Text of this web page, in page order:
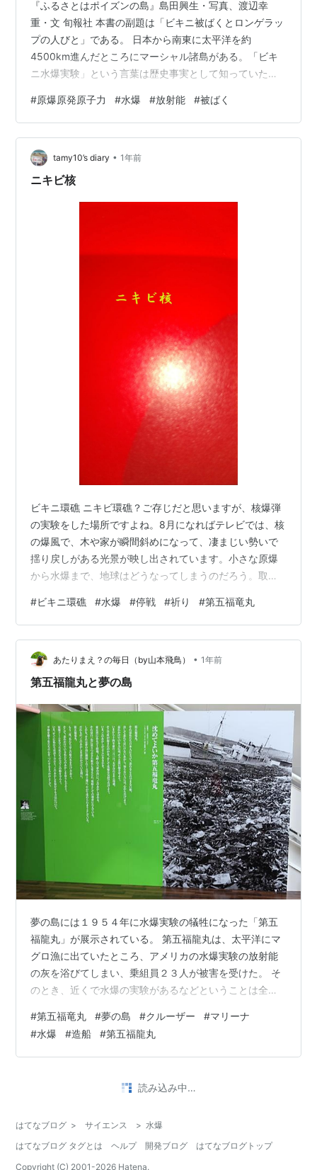
『ふるさとはポイズンの島』島田興生・写真、渡辺幸
重・文 旬報社 本書の副題は「ビキニ被ばくとロンゲラッ
プの人びと」である。 日本から南東に太平洋を約
4500km進んだところにマーシャル諸島がある。「ビキ
ニ水爆実験」という言葉は歴史事実として知っていた。
にこの実験による放射性降下物を浴び、乗組員が被曝
し、帰国後亡くなったという事実についての局面であ
る。 悲しいかな、マーシャル諸島に住む人びとが居たと
いうことが想念にはなかった。今にして初めて、その事
実を本書で知った。 この写真・文の本は、ロンゲラップ
#原爆原発原子力 #水爆 #放射能 #被ばく
tamy10’s diary • 1年前
ニキビ核
ビキニ環礁 ニキビ環礁？ご存じだと思いますが、核爆弾
の実験をした場所ですよね。8月になればテレビでは、核
の爆風で、木や家が瞬間斜めになって、凄まじい勢いで
揺り戻しがある光景が映し出されています。小さな原爆
から水爆まで、地球はどうなってしまうのだろう。取り
ろからなんとなくは考えていたが、地球を守る手段はい
まだに出ない。いや、答えが出たときはこの地球
は・・・。
#ビキニ環礁 #水爆 #停戦 #祈り #第五福竜丸
あたりまえ？の毎日（by山本飛鳥） • 1年前
第五福龍丸と夢の島
夢の島には１９５４年に水爆実験の犠牲になった「第五
福龍丸」が展示されている。 第五福龍丸は、太平洋にマ
グロ漁に出ていたところ、アメリカの水爆実験の放射能
の灰を浴びてしまい、乗組員２３人が被害を受けた。 そ
のとき、近くで水爆の実験があるなどということは全く
調不良の原因など、自分たちに何が起こったのかは帰国
するまでわからなかったとのことだ。 放射能の影響で急
性の症状を起こし、短期間のうちに亡くなった人もいれ
た人も多いが、中には長生きをした人もいて、その人の
#第五福竜丸 #夢の島 #クルーザー #マリーナ
#水爆 #造船 #第五福龍丸
高次元時空間通信(サイキック) • 1年前